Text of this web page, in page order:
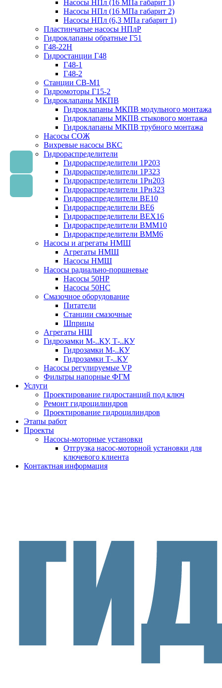
Насосы НПл (16 МПа габарит 1)
Насосы НПл (16 МПа габарит 2)
Насосы НПл (6,3 МПа габарит 1)
Пластинчатые насосы НПлР
Гидроклапаны обратные Г51
Г48-22Н
Гидростанции Г48
Г48-1
Г48-2
Станции СВ-М1
Гидромоторы Г15-2
Гидроклапаны МКПВ
Гидроклапаны МКПВ модульного монтажа
Гидроклапаны МКПВ стыкового монтажа
Гидроклапаны МКПВ трубного монтажа
Насосы СОЖ
Вихревые насосы ВКС
Гидрораспределители
Гидрораспределители 1Р203
Гидрораспределители 1Р323
Гидрораспределители 1Рн203
Гидрораспределители 1Рн323
Гидрораспределители ВЕ10
Гидрораспределители ВЕ6
Гидрораспределители ВЕХ16
Гидрораспределители ВММ10
Гидрораспределители ВММ6
Насосы и агрегаты НМШ
Агрегаты НМШ
Насосы НМШ
Насосы радиально-поршневые
Насосы 50НР
Насосы 50НС
Смазочное оборудование
Питатели
Станции смазочные
Шприцы
Агрегаты НШ
Гидрозамки М-..КУ, Т-..КУ
Гидрозамки М-..КУ
Гидрозамки Т-..КУ
Насосы регулируемые VP
Фильтры напорные ФГМ
Услуги
Проектирование гидростанций под ключ
Ремонт гидроцилиндров
Проектирование гидроцилиндров
Этапы работ
Проекты
Насосы-моторные установки
Отгрузка насос-моторной установки для
ключевого клиента
Контактная информация